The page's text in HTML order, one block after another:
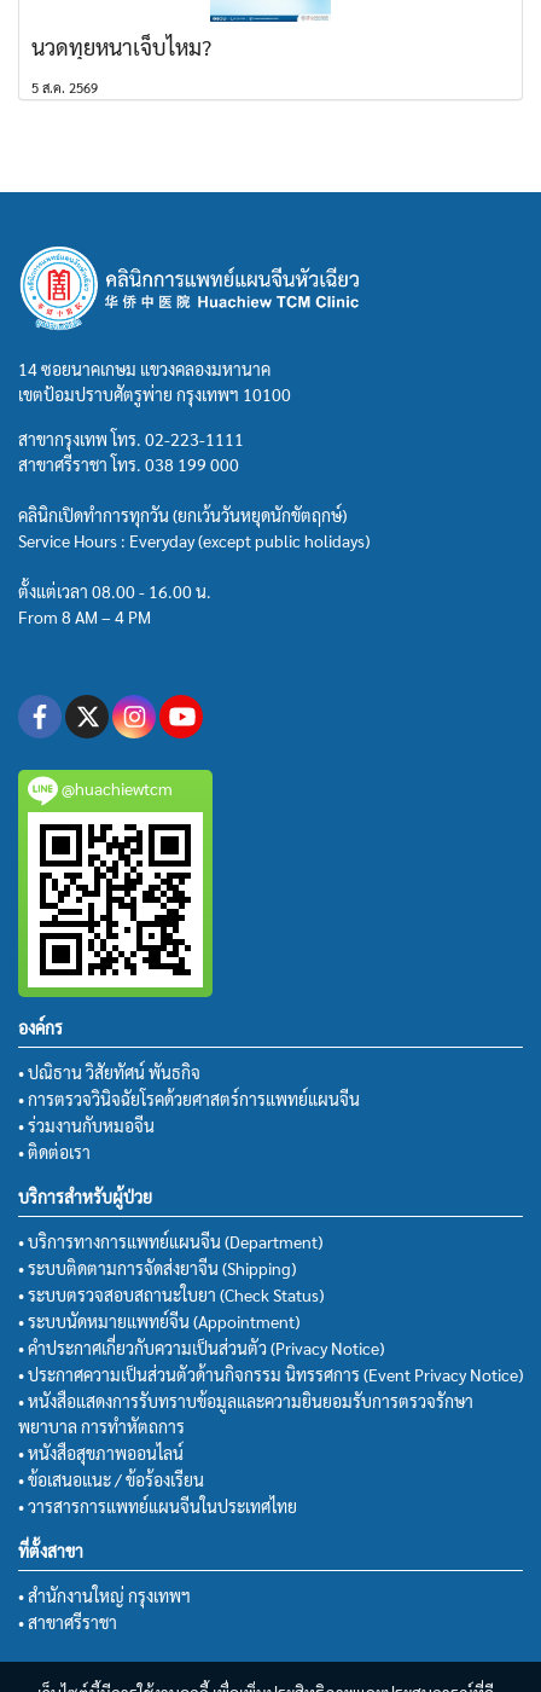
นวดทุยหนาเจ็บไหม?
5 ส.ค. 2569
14 ซอยนาคเกษม แขวงคลองมหานาค
เขตป้อมปราบศัตรูพ่าย กรุงเทพฯ 10100
สาขากรุงเทพ โทร. 02-223-1111
สาขาศรีราชา โทร. 038 199 000
คลินิกเปิดทำการทุกวัน (ยกเว้นวันหยุดนักขัตฤกษ์)
Service Hours : Everyday (except public holidays)
ตั้งแต่เวลา 08.00 - 16.00 น.
From 8 AM – 4 PM
@huachiewtcm
องค์กร
• ปณิธาน วิสัยทัศน์ พันธกิจ
• การตรวจวินิจฉัยโรคด้วยศาสตร์การแพทย์แผนจีน
• ร่วมงานกับหมอจีน
• ติดต่อเรา
บริการสำหรับผู้ป่วย
• บริการทางการแพทย์แผนจีน (Department)
• ระบบติดตามการจัดส่งยาจีน (Shipping)
• ระบบตรวจสอบสถานะใบยา (Check Status)
• ระบบนัดหมายแพทย์จีน (Appointment)
• คำประกาศเกี่ยวกับความเป็นส่วนตัว (Privacy Notice)
• ประกาศความเป็นส่วนตัวด้านกิจกรรม นิทรรศการ (Event Privacy Notice)
• หนังสือแสดงการรับทราบข้อมูลและความยินยอมรับการตรวจรักษา
พยาบาล การทำหัตถการ
• หนังสือสุขภาพออนไลน์
• ข้อเสนอแนะ / ข้อร้องเรียน
• วารสารการแพทย์แผนจีนในประเทศไทย
ที่ตั้งสาขา
• สำนักงานใหญ่ กรุงเทพฯ
• สาขาศรีราชา